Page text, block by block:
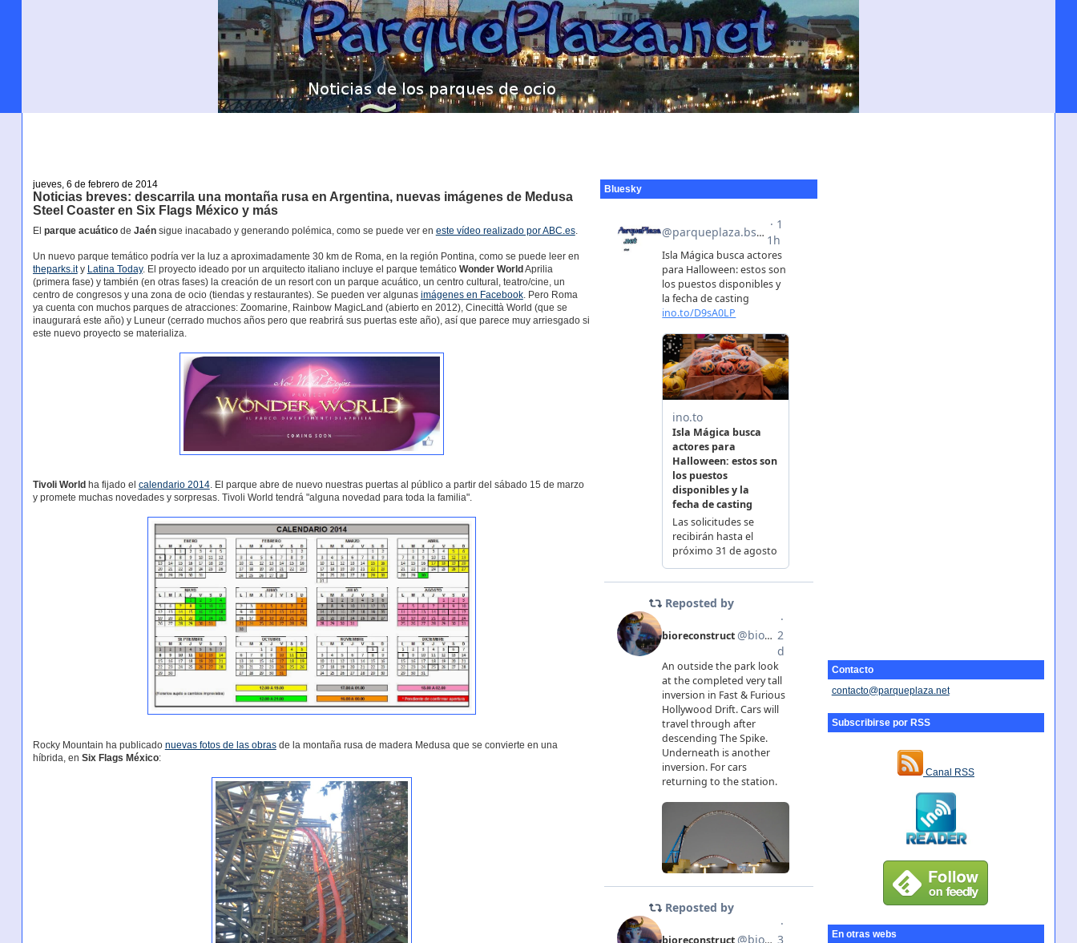
Contacto
contacto@parqueplaza.net
Subscribirse por RSS
Canal RSS
En otras webs
jueves, 6 de febrero de 2014
Noticias breves: descarrila una montaña rusa en Argentina, nuevas imágenes de Medusa
Steel Coaster en Six Flags México y más
El parque acuáticode Jaénsigue inacabado y generando polémica, como se puede ver en este vídeo realizado por ABC.es.
Un nuevo parque temático podría ver la luz a aproximadamente 30 km de Roma, en la región Pontina, como se puede leer en
theparks.ity Latina Today. El proyecto ideado por un arquitecto italiano incluye el parque temático Wonder World Aprilia
(primera fase) y también (en otras fases) la creación de un resort con un parque acuático, un centro cultural, teatro/cine, un
centro de congresos y una zona de ocio (tiendas y restaurantes). Se pueden ver algunas imágenes en Facebook. Pero Roma
ya cuenta con muchos parques de atracciones: Zoomarine, Rainbow MagicLand (abierto en 2012), Cinecittà World (que se
inaugurará este año) y Luneur (cerrado muchos años pero que reabrirá sus puertas este año), así que parece muy arriesgado si
este nuevo proyecto se materializa.
Tivoli World ha fijado el calendario 2014. El parque abre de nuevo nuestras puertas al público a partir del sábado 15 de marzo
y promete muchas novedades y sorpresas. Tivoli World tendrá "alguna novedad para toda la familia".
Rocky Mountain ha publicado nuevas fotos de las obrasde la montaña rusa de madera Medusa que se convierte en una
híbrida, en Six Flags México:
Bluesky